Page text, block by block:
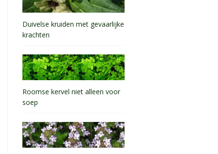
Duivelse kruiden met gevaarlijke
krachten
Roomse kervel niet alleen voor
soep